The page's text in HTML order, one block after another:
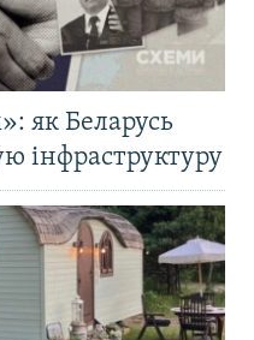
як Беларусь
інфраструктуру